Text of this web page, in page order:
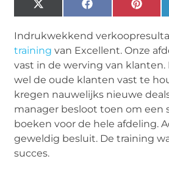
X
(Twitter)
Facebook
Indrukwekkend
training van Excellent. Onze
vast in de werving van
wel de oude klanten vast te
kregen nauwelijks nieuwe
manager besloot toen om een
boeken voor de hele afdeling.
geweldig besluit. De training
succes.